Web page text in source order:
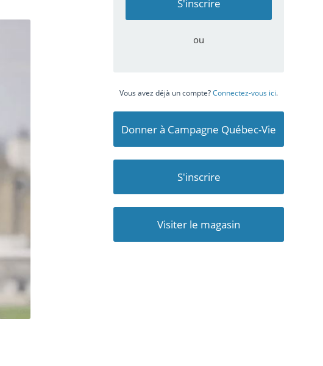
ou
Vous avez déjà un compte?Connectez-vous ici.
Donner à Campagne Québec-Vie
S'inscrire
Visiter le magasin